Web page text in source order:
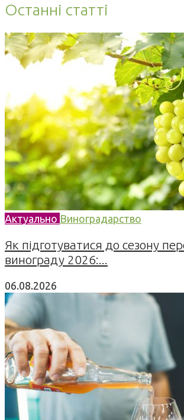
Останні статті
Актуально Виноградарство
Як підготуватися до сезону
винограду 2026:...
06.08.2026